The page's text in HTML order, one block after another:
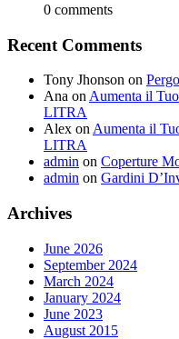
0 comments
Recent Comments
Tony Jhonson on
Ana on Aumenta il
LITRA
Alex on Aumenta il
LITRA
admin on Coperture
admin on Gardini
Archives
June 2026
September 2024
March 2024
January 2024
June 2023
August 2015